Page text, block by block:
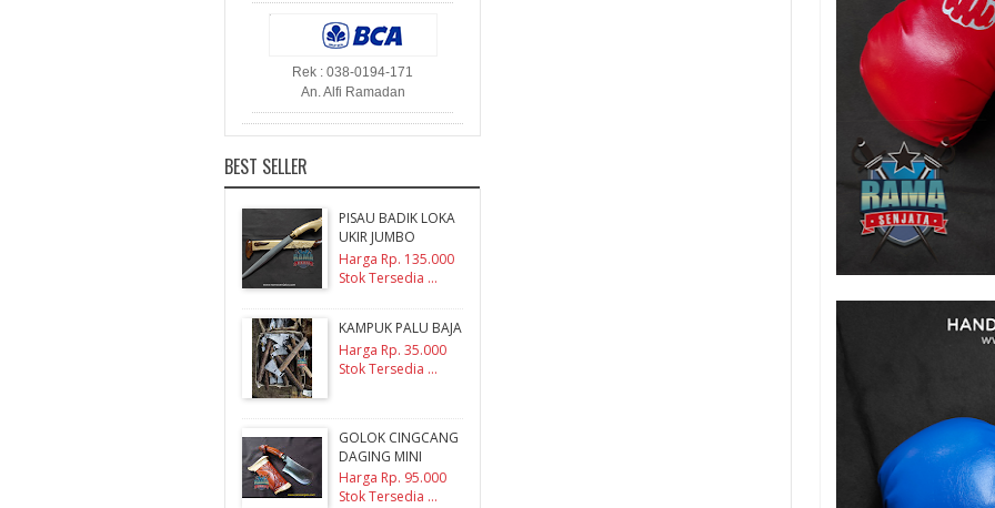
Rek : 038-0194-171
An. Alfi Ramadan
BEST SELLER
PISAU BADIK LOKA
UKIR JUMBO
Harga Rp. 135.000
Stok Tersedia ...
KAMPUK PALU BAJA
Harga Rp. 35.000
Stok Tersedia ...
GOLOK CINGCANG
DAGING MINI
Harga Rp. 95.000
Stok Tersedia ...